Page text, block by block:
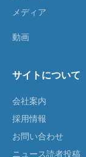
メディア
動画
サイトについて
会社案内
採用情報
お問い合わせ
ニュース読者投稿